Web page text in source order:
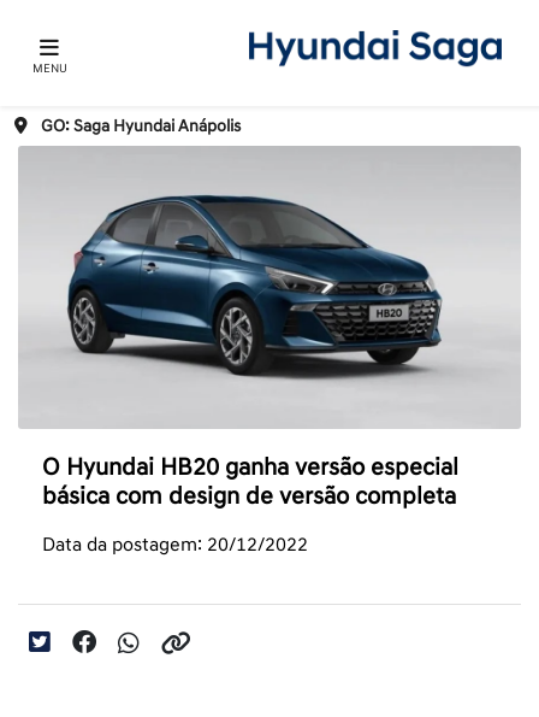
MENU
GO: Saga Hyundai Anápolis
O Hyundai HB20 ganha versão especial
básica com design de versão completa
Data da postagem: 20/12/2022